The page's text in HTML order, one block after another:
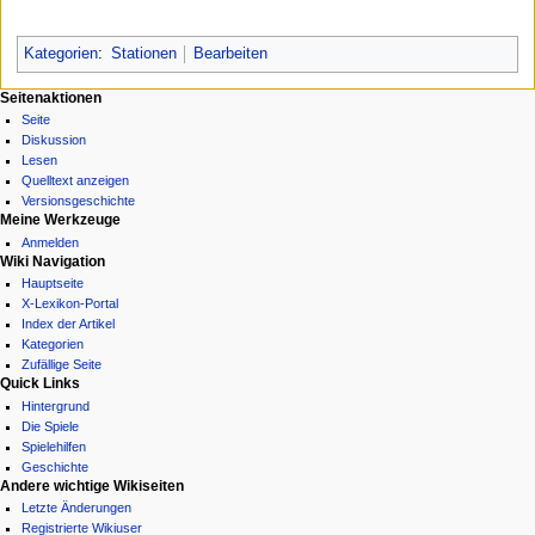
Kategorien: Stationen Bearbeiten
N
a
g
a
t
o
s
m
e
n
ü
Seitenaktionen
Seite
Diskussion
Lesen
Quelltext anzeigen
Versionsgeschichte
Meine Werkzeuge
Anmelden
Wiki Navigation
Hauptseite
X-Lexikon-Portal
Index der Artikel
Kategorien
Zufällige Seite
Quick Links
Hintergrund
Die Spiele
Spielehilfen
Geschichte
Andere wichtige Wikiseiten
Letzte Änderungen
Registrierte Wikiuser